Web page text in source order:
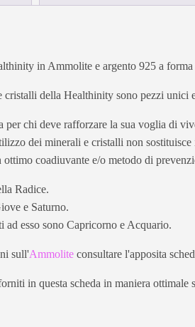
in Ammolite e argento 925 a
cristalli della Healthinity sono pezzi unici
chi deve rafforzare la sua voglia di
dei minerali e cristalli non
ottimo coadiuvante e/o metodo di
Radice.
e Saturno.
ad esso sono Capricorno e Acquario.
sull'Ammolite consultare l'apposita
in questa scheda in maniera